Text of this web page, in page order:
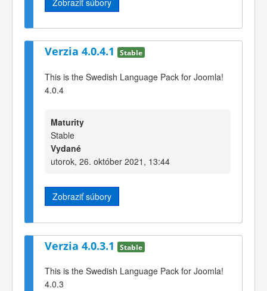
Zobraziť súbory
Verzia 4.0.4.1 Stable
This is the Swedish Language Pack for Joomla!
4.0.4
Maturity
Stable
Vydané
utorok, 26. október 2021, 13:44
Zobraziť súbory
Verzia 4.0.3.1 Stable
This is the Swedish Language Pack for Joomla!
4.0.3